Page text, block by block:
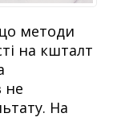
методи
на кшталт
не
На